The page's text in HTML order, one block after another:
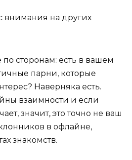
внимания на других
сторонам: есть в вашем
парни, которые
Наверняка есть.
взаимности и если
значит, это точно не ваш
в офлайне,
знакомств.